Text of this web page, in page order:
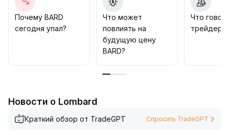
фундаментальными факторами AI-сектора
Рекомендуется следить за тем, сможет ли цена
уверенно закрепиться выше 0.
116: в случае прорыва открывается потенциал
роста, в противном случае заметно возрастает
динамический мониторинг макроэкономических и
отраслевых сигналов.
Почему BARD
сегодня упал?
Что может
повлиять на
будущую цену
BARD?
Что
трейдеры
Новости о Lombard
Краткий обзор от TradeGPT Спросить TradeGPT